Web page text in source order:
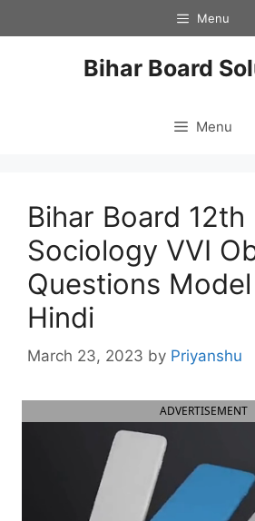
to
Menu
Bihar Board
Menu
Bihar Board 12th
Sociology VVI
Questions
Hindi
March 23, 2023 by Priyanshu
ADVERTISEMENT